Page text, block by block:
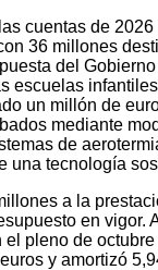
cuentas de
36 millones
del
escuelas
un millón de
mediante
de
una tecnología
a la
en vigor.
pleno de
y amortizó